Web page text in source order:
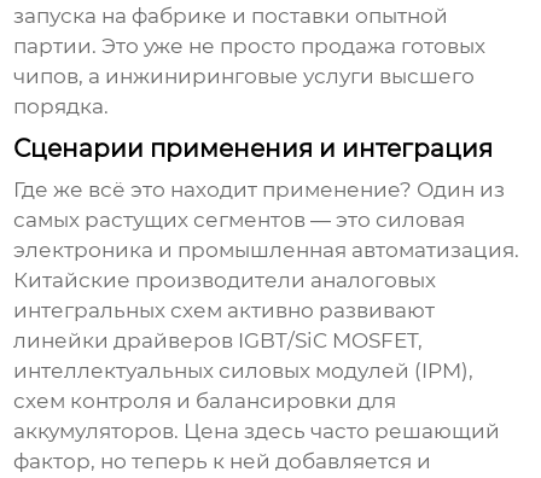
запуска на фабрике и поставки опытной
партии. Это уже не просто продажа готовых
чипов, а инжиниринговые услуги высшего
порядка.
Сценарии применения и интеграция
Где же всё это находит применение? Один из
самых растущих сегментов — это силовая
электроника и промышленная автоматизация.
Китайские производители аналоговых
интегральных схем активно развивают
линейки драйверов IGBT/SiC MOSFET,
интеллектуальных силовых модулей (IPM),
схем контроля и балансировки для
аккумуляторов. Цена здесь часто решающий
фактор, но теперь к ней добавляется и